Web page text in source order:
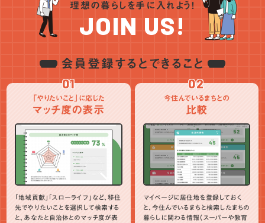
理想の暮らしを手に入れよう！
JOIN US!
会員登録するとできること
01
「やりたいこと」に応じた
マッチ度の表示
「地域貢献」「スローライフ」など、移住
先でやりたいことを選択して検索する
と、あなたと自治体とのマッチ度が表
02
今住んでいるまちとの
比較
マイページに居住地を登録しておく
と、今住んでいるまちと検索したまちの
暮らしに関わる情報（スーパーや教育